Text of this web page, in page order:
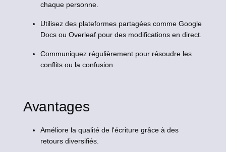
chaque personne.
Utilisez des plateformes partagées comme Google
Docs ou Overleaf pour des modifications en direct.
Communiquez régulièrement pour résoudre les
conflits ou la confusion.
Avantages
Améliore la qualité de l'écriture grâce à des
retours diversifiés.